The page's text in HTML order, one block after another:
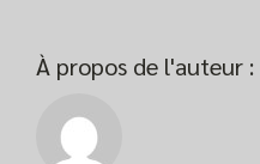
À propos de l'auteur :